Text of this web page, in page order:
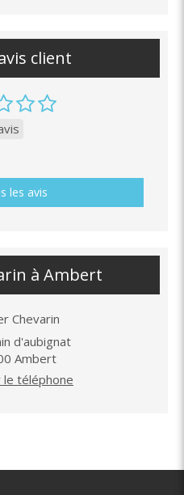
client
les avis
à Ambert
Chevarin
d'aubignat
Ambert
le téléphone